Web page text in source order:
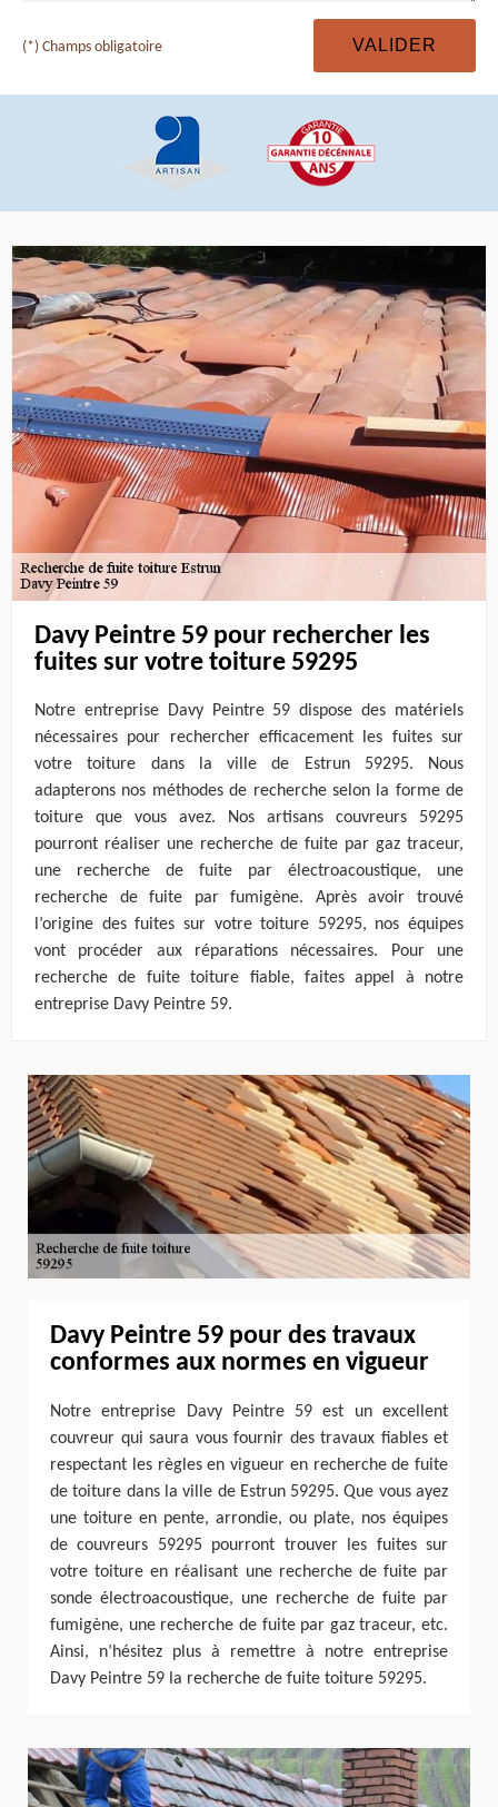
(*) Champs obligatoire
Davy Peintre 59 pour rechercher les
fuites sur votre toiture 59295
Notre entreprise Davy Peintre 59 dispose des matériels
nécessaires pour rechercher efficacement les fuites sur
votre toiture dans la ville de Estrun 59295. Nous
adapterons nos méthodes de recherche selon la forme de
toiture que vous avez. Nos artisans couvreurs 59295
pourront réaliser une recherche de fuite par gaz traceur,
une recherche de fuite par électroacoustique, une
recherche de fuite par fumigène. Après avoir trouvé
l’origine des fuites sur votre toiture 59295, nos équipes
vont procéder aux réparations nécessaires. Pour une
recherche de fuite toiture fiable, faites appel à notre
entreprise Davy Peintre 59.
Davy Peintre 59 pour des travaux
conformes aux normes en vigueur
Notre entreprise Davy Peintre 59 est un excellent
couvreur qui saura vous fournir des travaux fiables et
respectant les règles en vigueur en recherche de fuite
de toiture dans la ville de Estrun 59295. Que vous ayez
une toiture en pente, arrondie, ou plate, nos équipes
de couvreurs 59295 pourront trouver les fuites sur
votre toiture en réalisant une recherche de fuite par
sonde électroacoustique, une recherche de fuite par
fumigène, une recherche de fuite par gaz traceur, etc.
Ainsi, n’hésitez plus à remettre à notre entreprise
Davy Peintre 59 la recherche de fuite toiture 59295.